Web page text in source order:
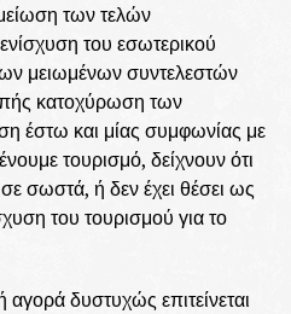
των τελών
του εσωτερικού
μειωμένων συντελεστών
κατοχύρωση των
έστω και μίας συμφωνίας με
τουρισμό, δείχνουν ότι
σωστά, ή δεν έχει θέσει ως
του τουρισμού για το
δυστυχώς επιτείνεται